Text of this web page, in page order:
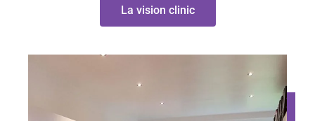
La vision clinic